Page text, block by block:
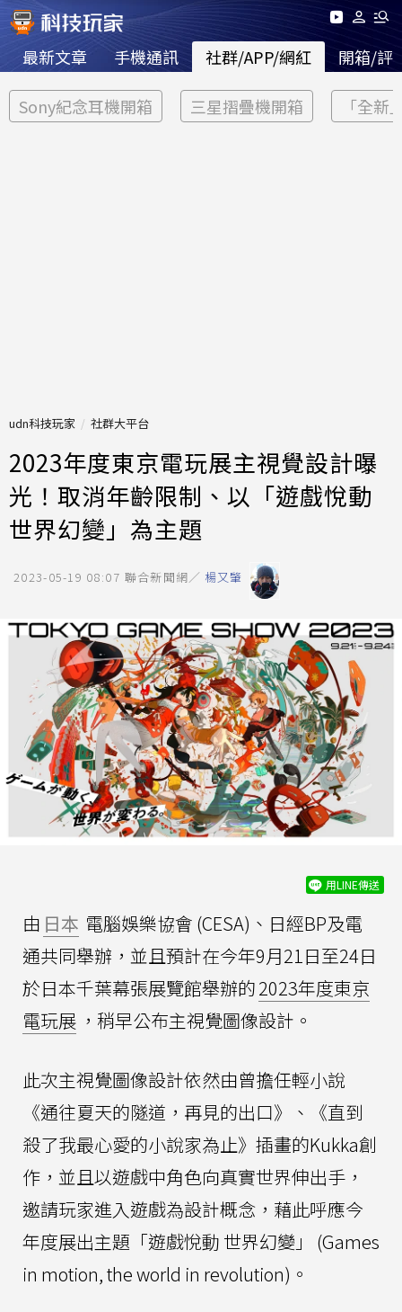
最新文章 手機通訊 社群/APP/網紅 開箱/評
Sony紀念耳機開箱 三星摺疊機開箱 「全新
udn科技玩家 社群大平台
2023年度東京電玩展主視覺設計曝
光！取消年齡限制、以「遊戲悅動
世界幻變」為主題
2023-05-19 08:07 聯合新聞網／ 楊又肇
用LINE傳送
由 日本 電腦娛樂協會 (CESA)、日經BP及電
通共同舉辦，並且預計在今年9月21日至24日
於日本千葉幕張展覽館舉辦的2023年度東京
電玩展 ，稍早公布主視覺圖像設計。
此次主視覺圖像設計依然由曾擔任輕小說
《通往夏天的隧道，再見的出口》、《直到
殺了我最心愛的小說家為止》插畫的Kukka創
作，並且以遊戲中角色向真實世界伸出手，
邀請玩家進入遊戲為設計概念，藉此呼應今
年度展出主題「遊戲悅動 世界幻變」 (Games
in motion, the world in revolution)。